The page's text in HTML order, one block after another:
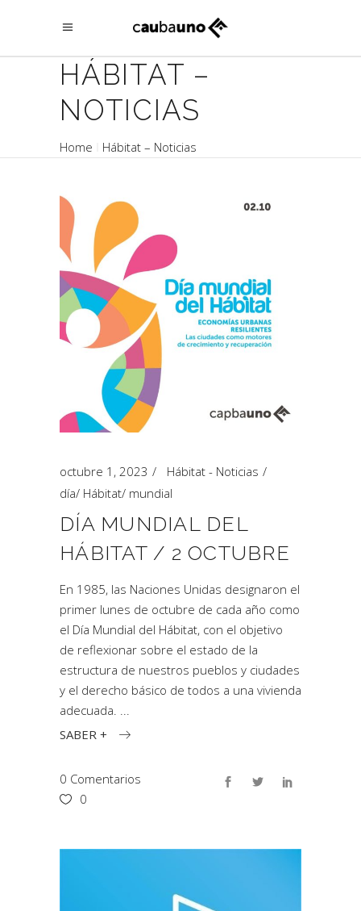
HÁBITAT –
NOTICIAS
Home Hábitat – Noticias
octubre 1, 2023
Hábitat - Noticias
día/ Hábitat/ mundial
DÍA MUNDIAL DEL
HÁBITAT / 2 OCTUBRE
En 1985, las Naciones Unidas designaron el
primer lunes de octubre de cada año como
el Día Mundial del Hábitat, con el objetivo
de reflexionar sobre el estado de la
estructura de nuestros pueblos y ciudades
y el derecho básico de todos a una vivienda
adecuada.
SABER +
0 Comentarios
0